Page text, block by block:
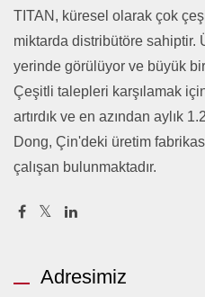
TITAN, küresel olarak çok
miktarda distribütöre sahiptir.
yerinde görülüyor ve büyük
Çeşitli talepleri karşılamak için
artırdık ve en azından aylık
Dong, Çin'deki üretim
çalışan bulunmaktadır.
Adresimiz